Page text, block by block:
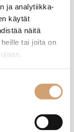
ja analytiikka-
käytät
näitä
tai joita on